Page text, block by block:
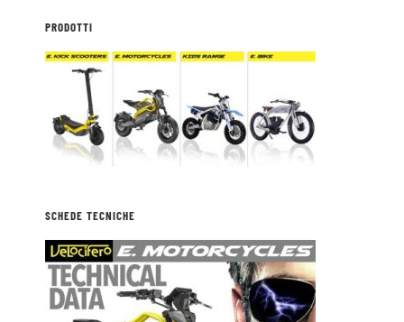
PRODOTTI
SCHEDE TECNICHE